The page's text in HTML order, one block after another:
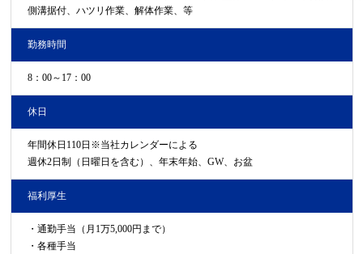
側溝据付、ハツリ作業、解体作業、等
勤務時間
8：00～17：00
休日
年間休日110日※当社カレンダーによる
週休2日制（日曜日を含む）、年末年始、GW、お盆
福利厚生
・通勤手当（月1万5,000円まで）
・各種手当